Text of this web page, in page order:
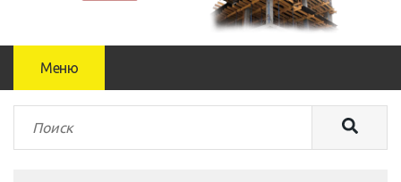
Меню